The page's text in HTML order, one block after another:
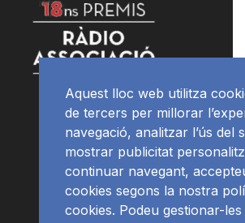
Aquest lloc web utilitza
de tercers per millorar
navegació, analitzar l’ús del
mostrar publicitat
continuar navegant,
cookies segons la nostra
cookies. Podeu gestionar-